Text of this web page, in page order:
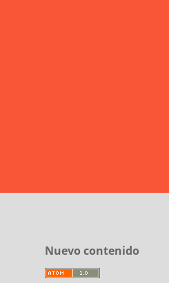
Nuevo contenido